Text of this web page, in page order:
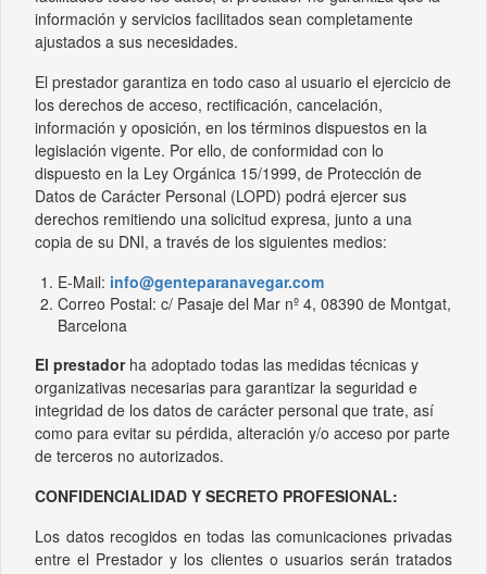
información y servicios facilitados sean completamente
ajustados a sus necesidades.
El prestador garantiza en todo caso al usuario el ejercicio de
los derechos de acceso, rectificación, cancelación,
información y oposición, en los términos dispuestos en la
legislación vigente. Por ello, de conformidad con lo
dispuesto en la Ley Orgánica 15/1999, de Protección de
Datos de Carácter Personal (LOPD) podrá ejercer sus
derechos remitiendo una solicitud expresa, junto a una
copia de su DNI, a través de los siguientes medios:
E-Mail: info@genteparanavegar.com
Correo Postal: c/ Pasaje del Mar nº 4, 08390 de Montgat,
Barcelona
El prestadorha adoptado todas las medidas técnicas y
organizativas necesarias para garantizar la seguridad e
integridad de los datos de carácter personal que trate, así
como para evitar su pérdida, alteración y/o acceso por parte
de terceros no autorizados.
CONFIDENCIALIDAD Y SECRETO PROFESIONAL:
Los datos recogidos en todas las comunicaciones privadas
entre el Prestador y los clientes o usuarios serán tratados